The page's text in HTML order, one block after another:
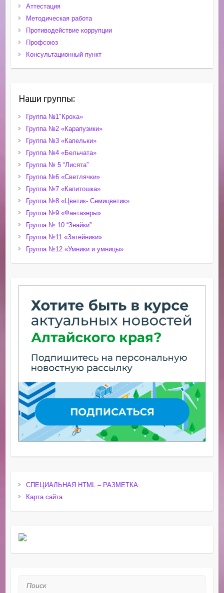
Аттестация
Методическая работа
Противодействие коррупции
Профсоюз
Консультационный пункт
Наши группы:
Группа №1″Кроха»
Группа №2 «Карапузики»
Группа №3 «Капельки»
Группа №4 «Бельчата»
Группа № 5 “Лисята”
Группа №6 «Светлячки»
Группа №7 «Капитошка»
Группа №8 «Цветик- Семицветик»
Группа №9 «Фантазеры»
Группа № 10 “Знайки”
Группа №11 «Затейники»
Группа №12 «Умники и умницы»
СПЕЦИАЛЬНАЯ HTML – РАЗМЕТКА
Карта сайта
Поиск